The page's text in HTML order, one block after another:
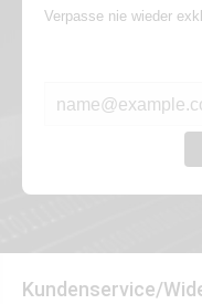
Verpasse nie wieder
Kundenservice/